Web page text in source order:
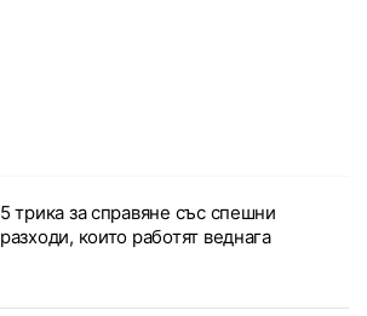
5 трика за справяне със спешни
разходи, които работят веднага